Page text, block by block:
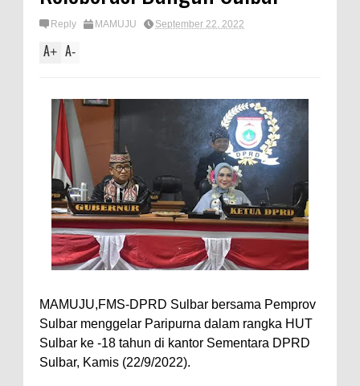
Reply MAMUJU September 22, 2022
A+ A-
MAMUJU,FMS-DPRD Sulbar bersama Pemprov
Sulbar menggelar Paripurna dalam rangka HUT
Sulbar ke -18 tahun di kantor Sementara DPRD
Sulbar, Kamis (22/9/2022).